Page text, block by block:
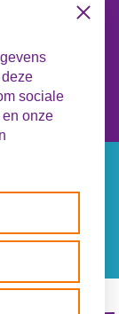
met je lokale
sociale
onze
Close